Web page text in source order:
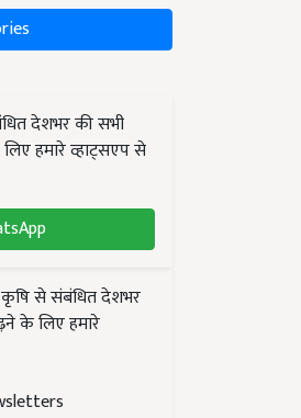
देशभर की सभी
हमारे व्हाट्सएप से
से संबंधित देशभर
के लिए हमारे